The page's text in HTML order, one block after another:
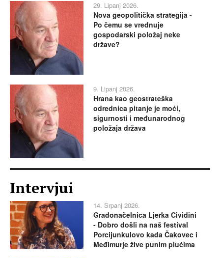
29. Lipanj 2026.
Nova geopolitička strategija -
Po čemu se vrednuje
gospodarski položaj neke
države?
9. Lipanj 2026.
Hrana kao geostrateška
odrednica pitanje je moći,
sigurnosti i međunarodnog
položaja država
Intervjui
14. Srpanj 2026.
Gradonačelnica Ljerka Cividini
- Dobro došli na naš festival
Porcijunkulovo kada Čakovec i
Međimurje žive punim plućima